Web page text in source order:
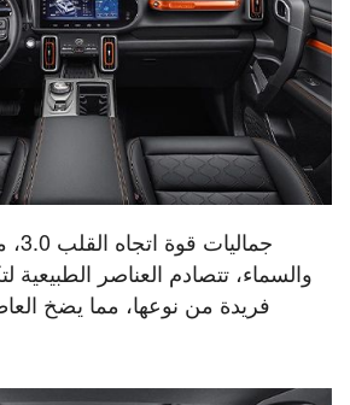
والسماء، تتصادم العناصر الطبيعية
فريدة من نوعها، مما يضخ